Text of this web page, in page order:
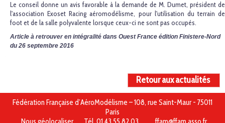
Le conseil donne un avis favorable à la demande de M. Dumet, président de
l'association Exoset Racing aéromodélisme, pour l'utilisation du terrain de
foot et de la salle polyvalente lorsque ceux-ci ne sont pas occupés.
Article à retrouver en intégralité dans Ouest France édition Finistere-Nord
du 26 septembre 2016
Retour aux actualités
Fédération Française d’AéroModélisme – 108, rue Saint-Maur - 75011
Paris